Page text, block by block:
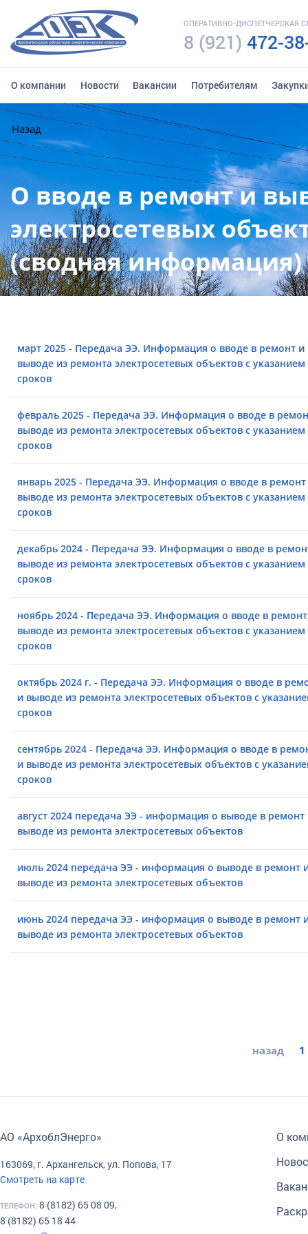
ОПЕРАТИВНО-ДИСПЕТЧЕРСКАЯ
8 (921) 472-
О компании Новости Вакансии Потребителям
Назад
О вводе в ремонт и
электросетевых
(сводная информация)
март 2025 - Передача ЭЭ. Информация о вводе в ремонт и
выводе из ремонта электросетевых объектов с указанием
сроков
февраль 2025 - Передача ЭЭ. Информация о вводе в
выводе из ремонта электросетевых объектов с указанием
сроков
январь 2025 - Передача ЭЭ. Информация о вводе в
выводе из ремонта электросетевых объектов с указанием
сроков
декабрь 2024 - Передача ЭЭ. Информация о вводе в
выводе из ремонта электросетевых объектов с указанием
сроков
ноябрь 2024 - Передача ЭЭ. Информация о вводе в
выводе из ремонта электросетевых объектов с указанием
сроков
октябрь 2024 г. - Передача ЭЭ. Информация о вводе в
и выводе из ремонта электросетевых объектов с
сроков
сентябрь 2024 - Передача ЭЭ. Информация о вводе в
и выводе из ремонта электросетевых объектов с
сроков
август 2024 передача ЭЭ - информация о выводе в ремонт
выводе из ремонта электросетевых объектов
июль 2024 передача ЭЭ - информация о выводе в ремонт
выводе из ремонта электросетевых объектов
июнь 2024 передача ЭЭ - информация о выводе в ремонт
выводе из ремонта электросетевых объектов
назад 1
АО «АрхоблЭнерго»
163069, г. Архангельск, ул. Попова, 17
Смотреть на карте
ТЕЛЕФОН: 8 (8182) 65 08 09,
8 (8182) 65 18 44
О